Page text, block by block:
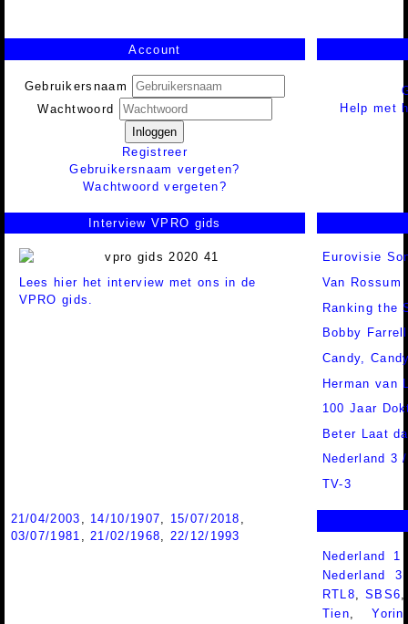
Account
Gebruikersnaam
Wachtwoord
Inloggen
Registreer
Gebruikersnaam vergeten?
Wachtwoord vergeten?
Help met
Interview VPRO gids
Lees hier het interview met ons in de
VPRO gids.
Eurovisie
Van Rossum
Ranking the
Bobby Farrell
Candy,
Herman van
100 Jaar
Beter Laat
Nederland 3
TV-3
21/04/2003 , 14/10/1907, 15/07/2018 ,
03/07/1981 ,21/02/1968, 22/12/1993
Nederland 1
Nederland
RTL8 ,SBS6
Tien ,Yorin